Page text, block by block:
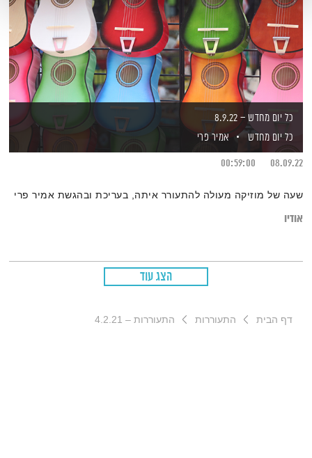
כל יום מחדש – 8.9.22
כל יום מחדש
אמיר פרי
08.09.22
00:59:00
שעה של מוזיקה מעולה להתעורר איתה, בעריכת ובהגשת אמיר פרי
אודיו
הצג עוד
דף הבית התעוררות התעוררות – 4.2.21